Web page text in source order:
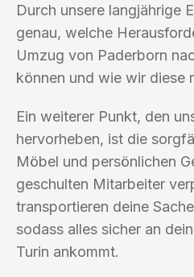
Durch unsere langjährige
genau, welche
Umzug von Paderborn
können und wie wir diese
Ein weiterer Punkt, den
hervorheben, ist die
Möbel und persönlichen
geschulten Mitarbeiter
transportieren deine
sodass alles sicher an
Turin ankommt.